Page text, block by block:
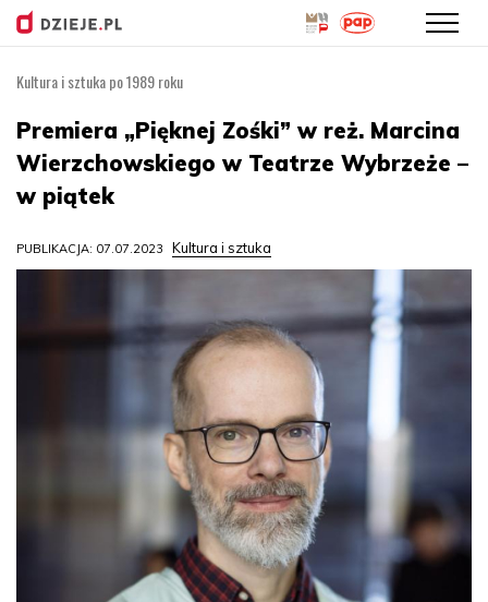
treści
Kultura i sztuka po 1989 roku
Premiera „Pięknej Zośki” w reż. Marcina
Wierzchowskiego w Teatrze Wybrzeże –
w piątek
PUBLIKACJA: 07.07.2023 Kultura i sztuka